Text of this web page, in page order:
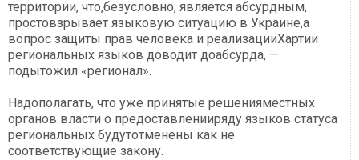
территории, что,безусловно, является абсурдным,
простовзрывает языковую ситуацию в Украине,а
вопрос защиты прав человека и реализацииХартии
региональных языков доводит доабсурда, —
подытожил «регионал».
Надополагать, что уже принятые решенияместных
органов власти о предоставленииряду языков статуса
региональных будутотменены как не
соответствующие закону.